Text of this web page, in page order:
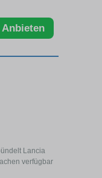
Anbieten
Lancia
verfügbar